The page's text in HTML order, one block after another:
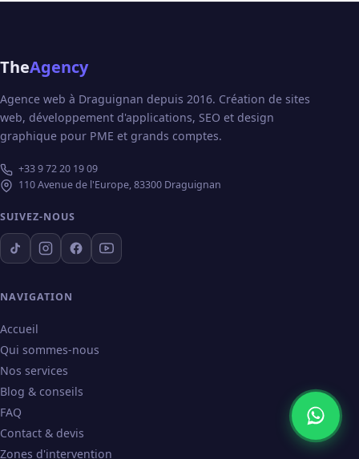
TheAgency
Agence web à Draguignan depuis 2016. Création de sites
web, développement d'applications, SEO et design
graphique pour PME et grands comptes.
+33 9 72 20 19 09
110 Avenue de l'Europe, 83300 Draguignan
SUIVEZ-NOUS
NAVIGATION
Accueil
Qui sommes-nous
Nos services
Blog & conseils
FAQ
Contact & devis
Zones d'intervention